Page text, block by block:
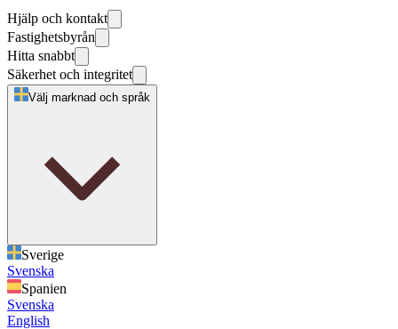
Hjälp och kontakt
Fastighetsbyrån
Hitta snabbt
Säkerhet och integritet
Välj marknad och språk
Sverige
Svenska
Spanien
Svenska
English